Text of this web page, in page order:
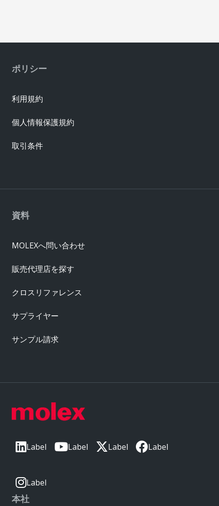
Label Label Label Label
Label
本社
資料
MOLEXへ問い合わせ
販売代理店を探す
クロスリファレンス
サプライヤー
サンプル請求
ポリシー
利用規約
個人情報保護規約
取引条件